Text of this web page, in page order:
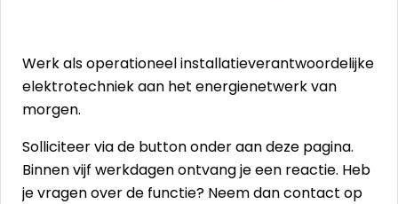
Werk als operationeel installatieverantwoordelijke
elektrotechniek aan het energienetwerk van
morgen.
Solliciteer via de button onder aan deze pagina.
Binnen vijf werkdagen ontvang je een reactie. Heb
je vragen over de functie? Neem dan contact op